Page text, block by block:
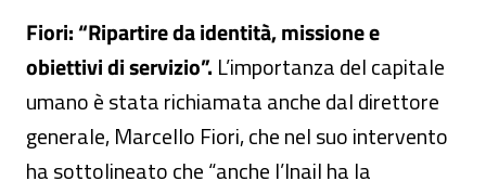
Fiori: “Ripartire da identità, missione e
obiettivi di servizio”. L’importanza del capitale
umano è stata richiamata anche dal direttore
generale, Marcello Fiori, che nel suo intervento
ha sottolineato che “anche l’Inail ha la